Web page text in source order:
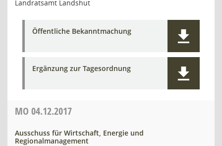
Landratsamt Landshut
Öffentliche Bekanntmachung
Ergänzung zur Tagesordnung
MO 04.12.2017
Ausschuss für Wirtschaft, Energie und
Regionalmanagement